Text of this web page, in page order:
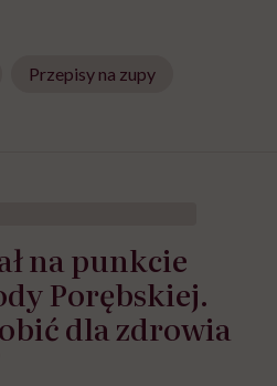
Przepisy na zupy
na punkcie
Porębskiej.
dla zdrowia